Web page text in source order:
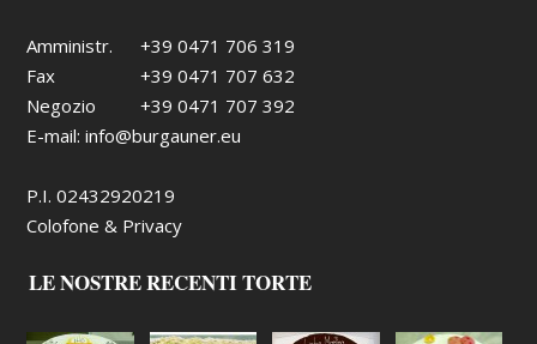
Amministr.
+39 0471 706 319
Fax
+39 0471 707 632
Negozio
+39 0471 707 392
E-mail:info@burgauner.eu
P.I. 02432920219
Colofone & Privacy
LE NOSTRE RECENTI TORTE